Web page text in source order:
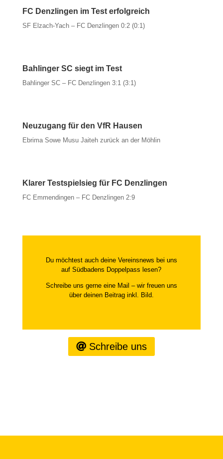
FC Denzlingen im Test erfolgreich
SF Elzach-Yach – FC Denzlingen 0:2 (0:1)
Bahlinger SC siegt im Test
Bahlinger SC – FC Denzlingen 3:1 (3:1)
Neuzugang für den VfR Hausen
Ebrima Sowe Musu Jaiteh zurück an der Möhlin
Klarer Testspielsieg für FC Denzlingen
FC Emmendingen – FC Denzlingen 2:9
Du möchtest auch deine Vereinsnews bei uns
auf Südbadens Doppelpass lesen?
Schreibe uns gerne eine Mail – wir freuen uns
über deinen Beitrag inkl. Bild.
Schreibe uns